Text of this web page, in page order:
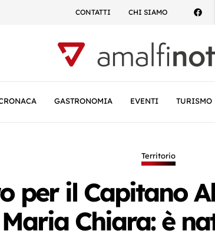
CONTATTI CHI SIAMO
GASTRONOMIA EVENTI TURISMO
Territorio
per il Capitano
Chiara: è